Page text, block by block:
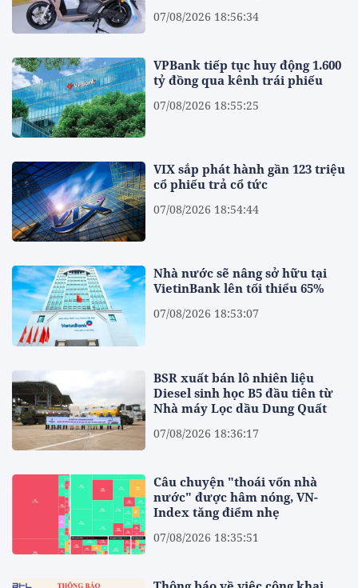
07/08/2026 18:56:34
VPBank tiếp tục huy động 1.600
tỷ đồng qua kênh trái phiếu
07/08/2026 18:55:25
VIX sắp phát hành gần 123 triệu
cổ phiếu trả cổ tức
07/08/2026 18:54:44
Nhà nước sẽ nâng sở hữu tại
VietinBank lên tối thiểu 65%
07/08/2026 18:53:07
BSR xuất bán lô nhiên liệu
Diesel sinh học B5 đầu tiên từ
Nhà máy Lọc dầu Dung Quất
07/08/2026 18:36:17
Câu chuyện "thoái vốn nhà
nước" được hâm nóng, VN-
Index tăng điểm nhẹ
07/08/2026 18:35:51